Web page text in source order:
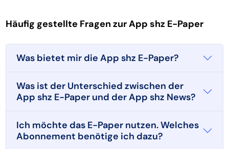
Häufig gestellte Fragen zur App shz E-Paper
Was bietet mir die App shz E-Paper?
Was ist der Unterschied zwischen der
App shz E-Paper und der App shz News?
Ich möchte das E-Paper nutzen. Welches
Abonnement benötige ich dazu?